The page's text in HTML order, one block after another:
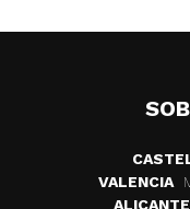
VALENCIA
ALICANTE